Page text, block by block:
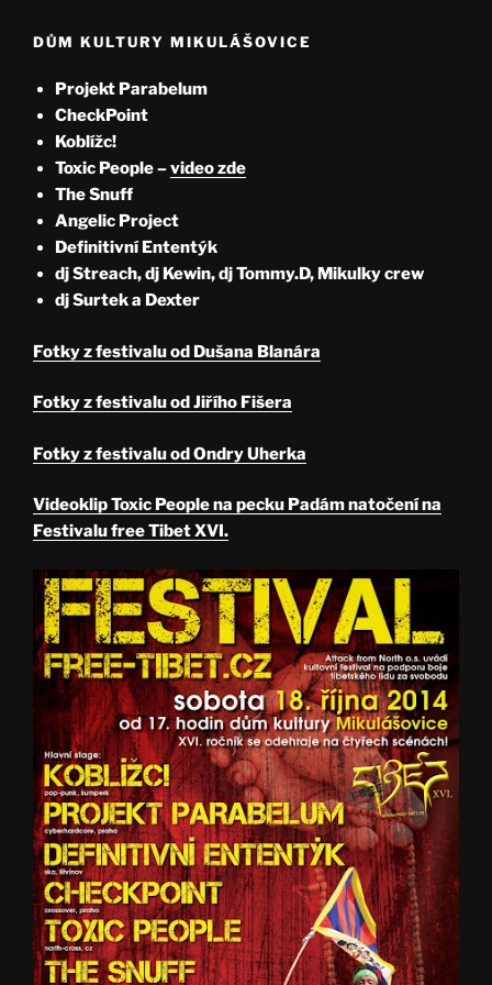
DŮM KULTURY MIKULÁŠOVICE
Projekt Parabelum
CheckPoint
Koblížc!
Toxic People –video zde
The Snuff
Angelic Project
Definitivní Ententýk
dj Streach, dj Kewin, dj Tommy.D, Mikulky crew
dj Surtek a Dexter
Fotky z festivalu od Dušana Blanára
Fotky z festivalu od Jiřího Fišera
Fotky z festivalu od Ondry Uherka
Videoklip Toxic People na pecku Padám natočení na
Festivalu free Tibet XVI.